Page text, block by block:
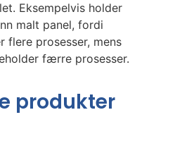
Eksempelvis holder
malt panel, fordi
flere prosesser, mens
færre prosesser.
produkter